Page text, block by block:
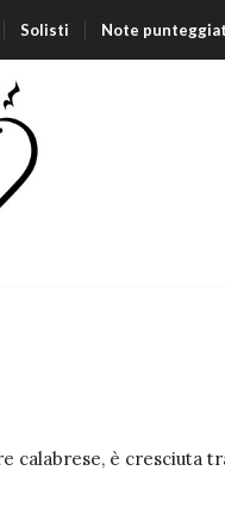
Solisti Note
calabrese, è cresciuta